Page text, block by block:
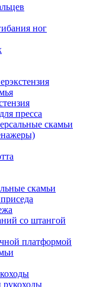
ног
пресса
скамьи
скамьи
со штангой
платформой